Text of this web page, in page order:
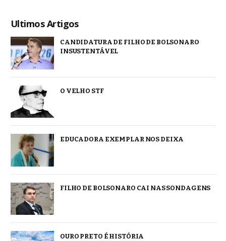
Ultimos Artigos
CANDIDATURA DE FILHO DE BOLSONARO
INSUSTENTÁVEL
O VELHO STF
EDUCADORA EXEMPLAR NOS DEIXA
FILHO DE BOLSONARO CAI NAS SONDAGENS
OURO PRETO É HISTÓRIA